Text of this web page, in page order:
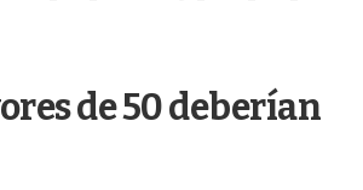
de 50 deberían